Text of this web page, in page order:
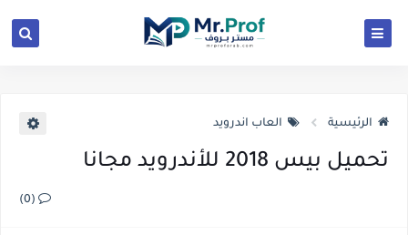
الرئيسية العاب اندرويد
تحميل بيس 2018 للأندرويد مجانا
(0)